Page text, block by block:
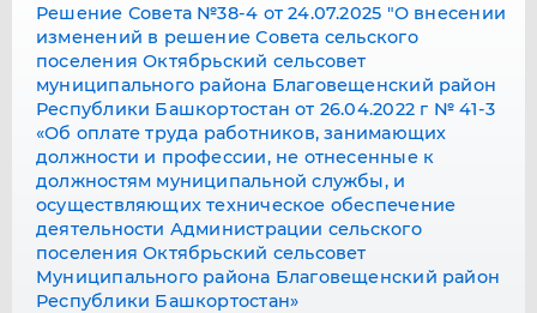
Решение Совета №38-4 от 24.07.2025 "О внесении
изменений в решение Совета сельского
поселения Октябрьский сельсовет
муниципального района Благовещенский район
Республики Башкортостан от 26.04.2022 г № 41-3
«Об оплате труда работников, занимающих
должности и профессии, не отнесенные к
должностям муниципальной службы, и
осуществляющих техническое обеспечение
деятельности Администрации сельского
поселения Октябрьский сельсовет
Муниципального района Благовещенский район
Республики Башкортостан»